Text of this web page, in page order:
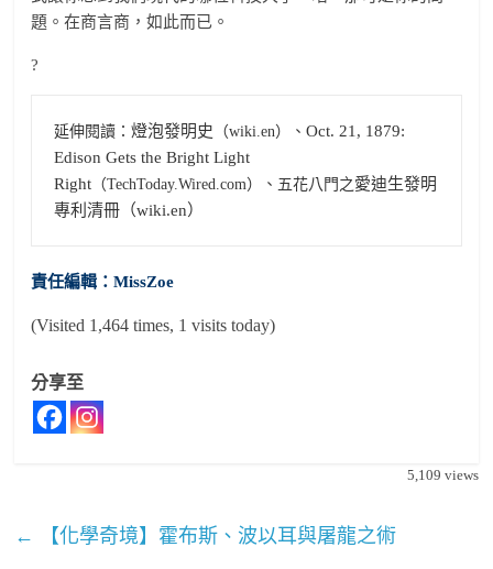
題。在商言商，如此而已。
?
延伸閱讀：燈泡發明史 （wiki.en）、Oct. 21, 1879:
Edison Gets the Bright Light
Right （TechToday.Wired.com）、五花八門之 愛迪生發明
專利清冊（wiki.en）
責任編輯：MissZoe
(Visited 1,464 times, 1 visits today)
分享至
5,109 views
← 【化學奇境】霍布斯、波以耳與屠龍之術